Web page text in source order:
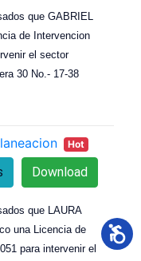
que GABRIEL
de Intervencion
el sector
30 No.- 17-38
Hot
Download
que LAURA
una Licencia de
para intervenir el